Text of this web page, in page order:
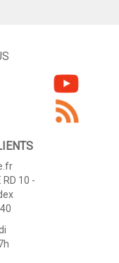
RD 10 -